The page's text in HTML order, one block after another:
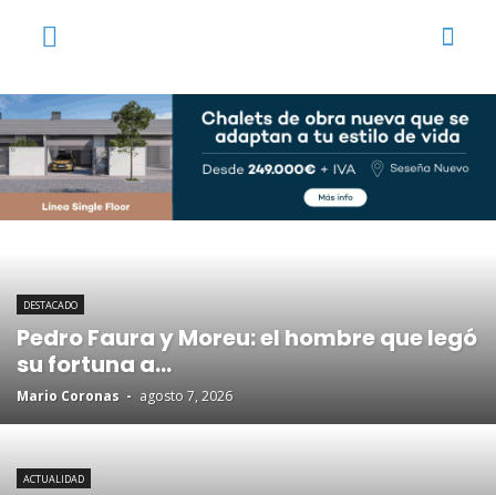
DESTACADO
Pedro Faura y Moreu: el hombre que legó
su fortuna a...
Mario Coronas - agosto 7, 2026
ACTUALIDAD